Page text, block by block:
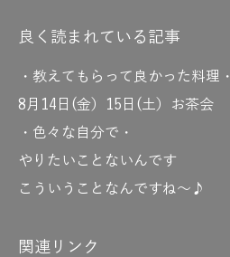
良く読まれている記事
・教えてもらって良かった料理・
8月14日(金）15日(土）お茶会
・色々な自分で・
やりたいことないんです
こういうことなんですね～♪
関連リンク